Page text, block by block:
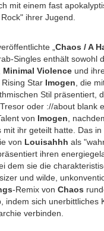
mit einem fast
ihrer Jugend.
„ Chaos / A
Singles enthält sowohl
Minimal Violence und
Star Imogen , die
Stil präsentiert,
oder ://about blank
von Imogen ,
mit ihr geteilt hatte. Das
von Louisahhh als
ihren
dem sie die
und wilde,
-Remix von Chaos
indem sich unerbittliches
verbinden.